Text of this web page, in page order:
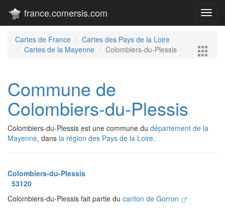
france.comersis.com
Cartes de France
Cartes des Pays de la Loire
Cartes de la Mayenne
Colombiers-du-Plessis
Commune de
Colombiers-du-Plessis
Colombiers-du-Plessis est une commune du département de la
Mayenne, dans la région des Pays de la Loire.
Colombiers-du-Plessis
53120
Colombiers-du-Plessis fait partie du canton de Gorron